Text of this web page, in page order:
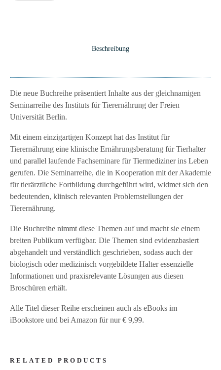
Beschreibung
Die neue Buchreihe präsentiert Inhalte aus der gleichnamigen
Seminarreihe des Instituts für Tierernährung der Freien
Universität Berlin.
Mit einem einzigartigen Konzept hat das Institut für
Tierernährung eine klinische Ernährungsberatung für Tierhalter
und parallel laufende Fachseminare für Tiermediziner ins Leben
gerufen. Die Seminarreihe, die in Kooperation mit der Akademie
für tierärztliche Fortbildung durchgeführt wird, widmet sich den
bedeutenden, klinisch relevanten Problemstellungen der
Tierernährung.
Die Buchreihe nimmt diese Themen auf und macht sie einem
breiten Publikum verfügbar. Die Themen sind evidenzbasiert
abgehandelt und verständlich geschrieben, sodass auch der
biologisch oder medizinisch vorgebildete Halter essenzielle
Informationen und praxisrelevante Lösungen aus diesen
Broschüren erhält.
Alle Titel dieser Reihe erscheinen auch als eBooks im
iBookstore und bei Amazon für nur € 9,99.
RELATED PRODUCTS